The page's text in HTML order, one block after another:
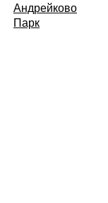
Андрейково
Парк